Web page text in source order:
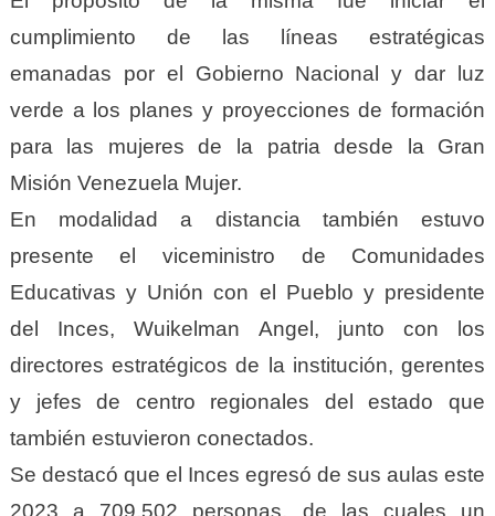
cumplimiento de las líneas estratégicas
emanadas por el Gobierno Nacional y dar luz
verde a los planes y proyecciones de formación
para las mujeres de la patria desde la Gran
Misión Venezuela Mujer.
En modalidad a distancia también estuvo
presente el viceministro de Comunidades
Educativas y Unión con el Pueblo y presidente
del Inces, Wuikelman Angel, junto con los
directores estratégicos de la institución, gerentes
y jefes de centro regionales del estado que
también estuvieron conectados.
Se destacó que el Inces egresó de sus aulas este
2023 a 709.502 personas, de las cuales un